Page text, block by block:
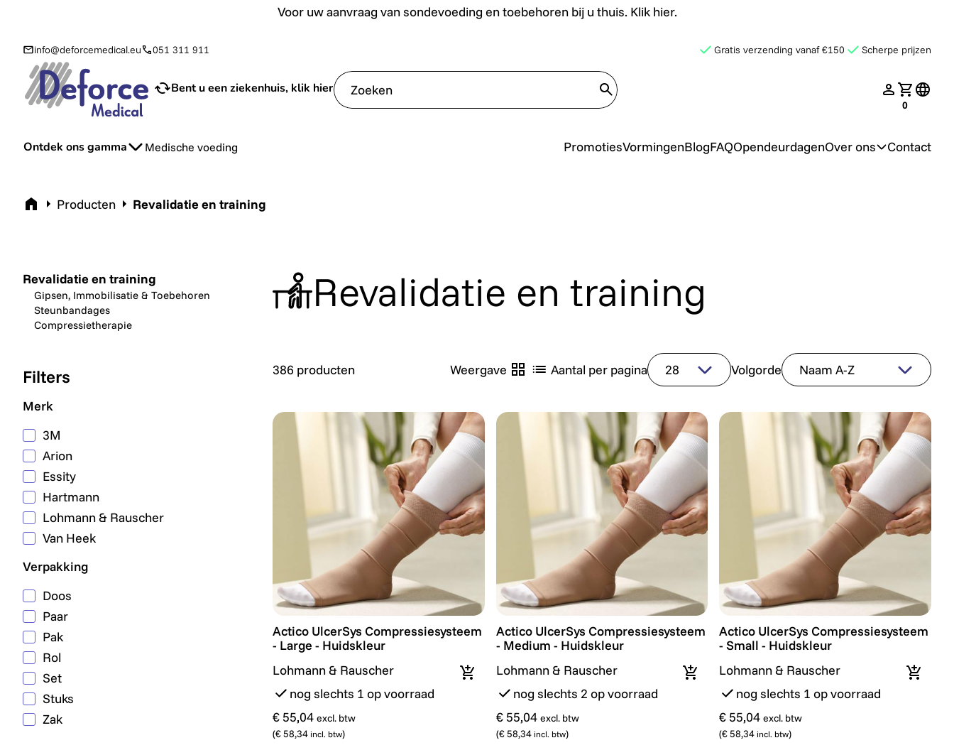
Voor uw aanvraag van sondevoeding en toebehoren bij u thuis. Klik hier.
Voor uw aanvraag van sondevoeding en toebehoren bij u thuis. Klik hier.
info@deforcemedical.eu 051 311 911 Gratis verzending vanaf €150 Scherpe prijzen
Bent u een ziekenhuis, klik hier
translate.search nav.login
Jouw
0
Ontdek ons gamma Medische voeding PromotiesVormingenBlogFAQOpendeurdagenOver ons Contact
Home Producten Revalidatie en training
Revalidatie en training
386 producten Weergave Aantal per pagina Volgorde
Actico UlcerSys Compressiesysteem - Large - Huidskleur
Actico UlcerSys Compressiesysteem
- Large - Huidskleur
Lohmann & Rauscher
nog slechts 1 op voorraad
€ 55,04 excl. btw
(€ 58,34 incl. btw)
In winkelmandje
Actico UlcerSys Compressiesysteem - Medium - Huidskleur
Actico UlcerSys Compressiesysteem
- Medium - Huidskleur
Lohmann & Rauscher
nog slechts 2 op voorraad
€ 55,04 excl. btw
(€ 58,34 incl. btw)
In winkelmandje
Actico UlcerSys Compressiesysteem -
Actico UlcerSys Compressiesysteem
- Small - Huidskleur
Lohmann & Rauscher
nog slechts 1 op voorraad
€ 55,04 excl. btw
(€ 58,34 incl. btw)
In
Revalidatie en training
Gipsen, Immobilisatie & Toebehoren
Steunbandages
Compressietherapie
Filters
Merk
3M
Arion
Essity
Hartmann
Lohmann & Rauscher
Van Heek
Verpakking
Doos
Paar
Pak
Rol
Set
Stuks
Zak